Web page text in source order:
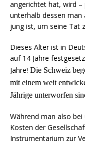
angerichtet hat, wird
unterhalb dessen man
jung ist, um seine Tat
Dieses Alter ist in
auf 14 Jahre
Jahre! Die Schweiz
mit einem weit
Jährige unterworfen
Während man also
Kosten der
Instrumentarium zur